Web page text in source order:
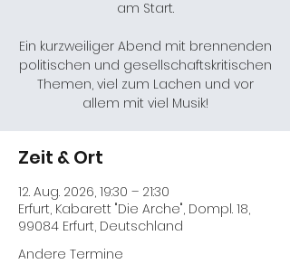
am Start.
Ein kurzweiliger Abend mit brennenden
politischen und gesellschaftskritischen
Themen, viel zum Lachen und vor
allem mit viel Musik!
Zeit & Ort
12. Aug. 2026, 19:30 – 21:30
Erfurt, Kabarett "Die Arche", Dompl. 18,
99084 Erfurt, Deutschland
Andere Termine